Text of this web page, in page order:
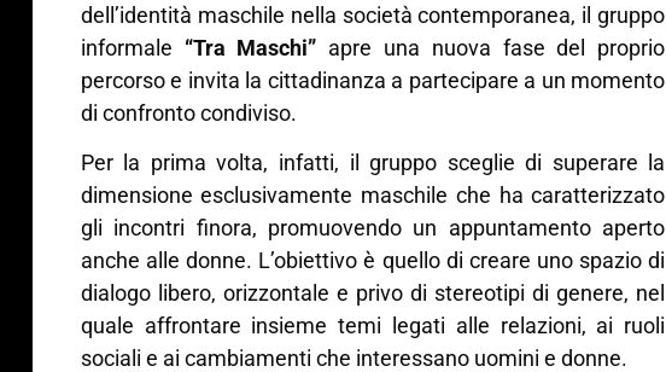
dell’identità maschile nella società contemporanea, il gruppo
informale “Tra Maschi” apre una nuova fase del proprio
percorso e invita la cittadinanza a partecipare a un momento
di confronto condiviso.
Per la prima volta, infatti, il gruppo sceglie di superare la
dimensione esclusivamente maschile che ha caratterizzato
gli incontri finora, promuovendo un appuntamento aperto
anche alle donne. L’obiettivo è quello di creare uno spazio di
dialogo libero, orizzontale e privo di stereotipi di genere, nel
quale affrontare insieme temi legati alle relazioni, ai ruoli
sociali e ai cambiamenti che interessano uomini e donne.